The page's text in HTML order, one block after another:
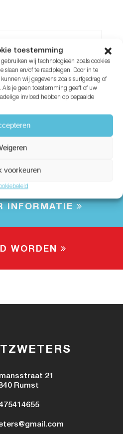
toestemming
wij technologieën zoals cookies
slaan en/of te raadplegen. Door in te
wij gegevens zoals surfgedrag of
Als je geen toestemming geeft of uw
invloed hebben op bepaalde
voorkeuren
INFORMATIE
WORDEN
21
Rumst